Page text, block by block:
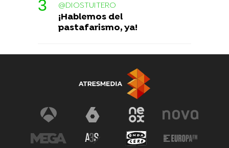
@DIOSTUITERO
¡Hablemos del
pastafarismo, ya!